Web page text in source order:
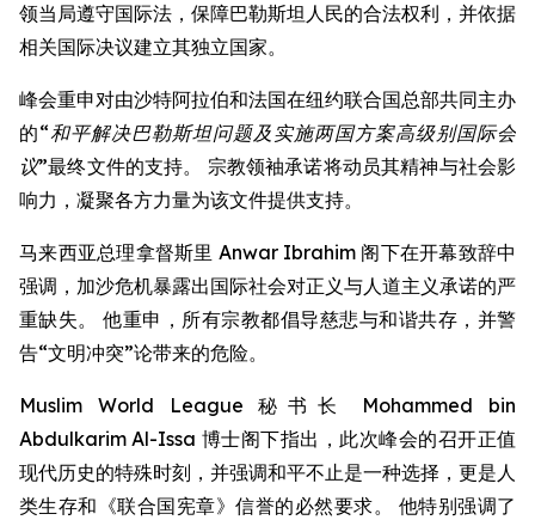
领当局遵守国际法，保障巴勒斯坦人民的合法权利，并依据
相关国际决议建立其独立国家。
峰会重申对由沙特阿拉伯和法国在纽约联合国总部共同主办
的“和平解决巴勒斯坦问题及实施两国方案高级别国际会
议”最终文件的支持。 宗教领袖承诺将动员其精神与社会影
响力，凝聚各方力量为该文件提供支持。
马来西亚总理拿督斯里 Anwar Ibrahim 阁下在开幕致辞中
强调，加沙危机暴露出国际社会对正义与人道主义承诺的严
重缺失。 他重申，所有宗教都倡导慈悲与和谐共存，并警
告“文明冲突”论带来的危险。
Muslim World League 秘书长 Mohammed bin
Abdulkarim Al-Issa 博士阁下指出，此次峰会的召开正值
现代历史的特殊时刻，并强调和平不止是一种选择，更是人
类生存和《联合国宪章》信誉的必然要求。 他特别强调了